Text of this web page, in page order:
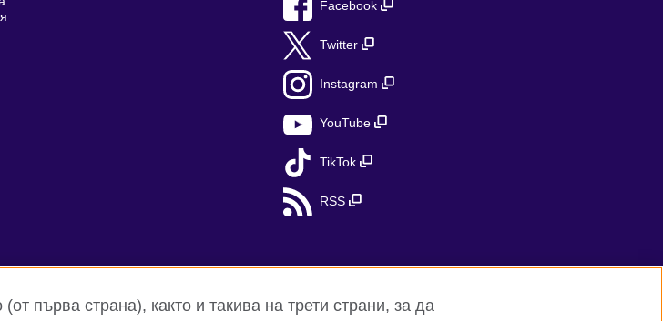
Facebook
Twitter
Instagram
YouTube
TikTok
RSS
първа страна), както и такива на трети страни, за да